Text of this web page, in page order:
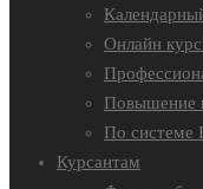
Онлайн
Повышение
По
Курсантам